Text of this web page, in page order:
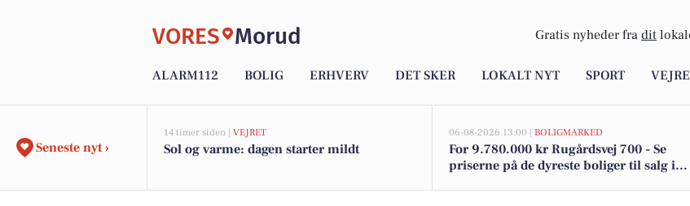
VORES Morud Gratis nyheder fra dit
ALARM112 BOLIG ERHVERV DET SKER LOKALT NYT SPORT
Seneste nyt ›
14 timer siden | VEJRET
Sol og varme: dagen starter mildt
06-08-2026 13:00 | BOLIGMARKED
For 9.780.000 kr Rugårdsvej 700 - Se
priserne på de dyreste boliger til salg i